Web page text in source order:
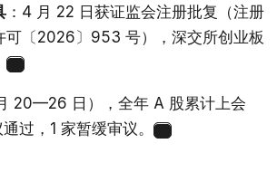
：4 月 22 日获证监会注册批复（注册
可〔2026〕953 号），深交所创业板
20—26 日），全年 A 股累计上会
过，1 家暂缓审议。